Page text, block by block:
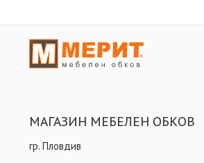
МАГАЗИН МЕБЕЛЕН ОБКОВ
гр. Пловдив